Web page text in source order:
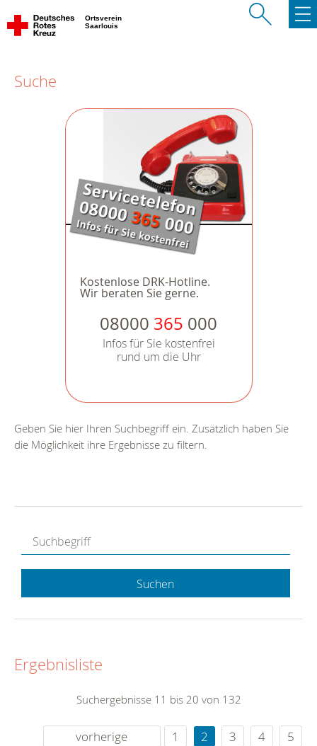
Ortsverein
Saarlouis
Suche
Kostenlose DRK-Hotline.
Wir beraten Sie gerne.
08000 365 000
Infos für Sie kostenfrei
rund um die Uhr
Geben Sie hier Ihren Suchbegriff ein. Zusätzlich haben Sie
die Möglichkeit ihre Ergebnisse zu filtern.
Suchen
Ergebnisliste
Suchergebnisse 11 bis 20 von 132
vorherige 1 2 3 4
5